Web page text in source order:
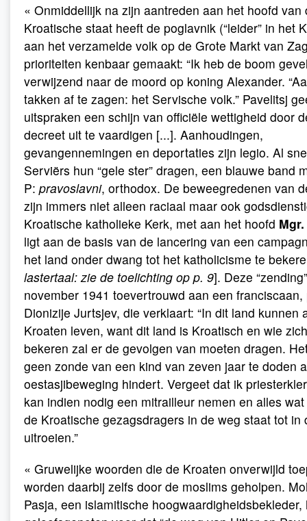
« Onmiddellijk na zijn aantreden aan het hoofd van
Kroatische staat heeft de poglavnik (“leider” in het
aan het verzamelde volk op de Grote Markt van
prioriteiten kenbaar gemaakt: “Ik heb de boom
verwijzend naar de moord op koning Alexander.
takken af te zagen: het Servische volk.” Pavelitsj
uitspraken een schijn van officiële wettigheid door
decreet uit te vaardigen [...]. Aanhoudingen,
gevangennemingen en deportaties zijn legio. Al
Serviërs hun “gele ster” dragen, een blauwe band
P: pravoslavni, orthodox. De beweegredenen van
zijn immers niet alleen raciaal maar ook
Kroatische katholieke Kerk, met aan het hoofd
ligt aan de basis van de lancering van een
het land onder dwang tot het katholicisme te
lastertaal: zie de toelichting op p. 9]. Deze
november 1941 toevertrouwd aan een franciscaan,
Dionizije Jurtsjev, die verklaart: “In dit land kunnen
Kroaten leven, want dit land is Kroatisch en wie
bekeren zal er de gevolgen van moeten dragen.
geen zonde van een kind van zeven jaar te doden
oestasjibeweging hindert. Vergeet dat ik
kan indien nodig een mitrailleur nemen en alles
de Kroatische gezagsdragers in de weg staat tot in
uitroeien.”
« Gruwelijke woorden die de Kroaten onverwijld
worden daarbij zelfs door de moslims geholpen.
Pasja, een islamitische hoogwaardigheidsbekleder,